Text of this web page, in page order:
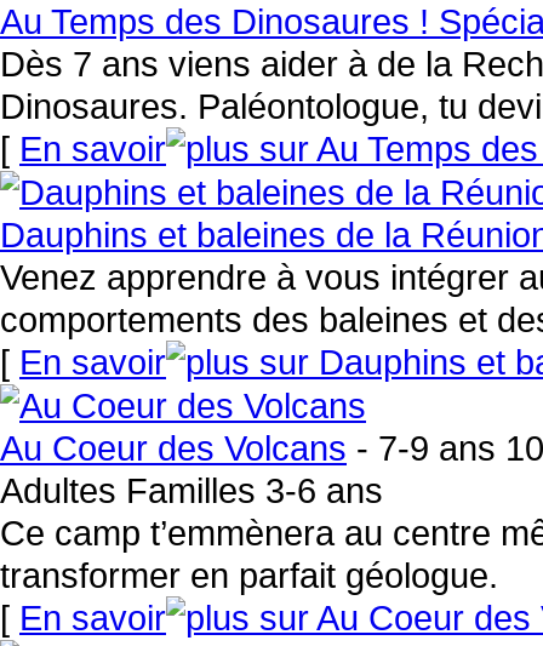
Au Temps des Dinosaures !
Dès 7 ans viens aider à de la
Dinosaures. Paléontologue, tu
[ En savoir
Dauphins et baleines de la
Venez apprendre à vous intégrer
comportements des baleines et
[ En savoir
Au Coeur des Volcans - 7-9 ans
Adultes Familles 3-6 ans
Ce camp t’emmènera au centre
transformer en parfait géologue.
[ En savoir